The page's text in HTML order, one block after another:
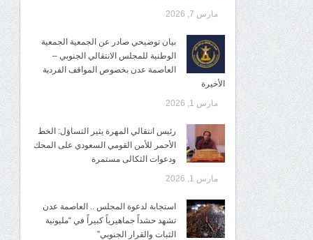
مارس 7, 2026
بيان توضيحي صادر عن الجمعية الجمعية
الوطنية للمجلس الانتقالي الجنوبي –
العاصمة عدن بخصوص المواقف الفردية
الأخيرة
مارس 1, 2026
رئيس انتقالي المهرة يثير التساؤل: الخط
الأحمر للأمن القومي السعودي على المحك
ودعوات الثكالى مستمرة
مارس 1, 2026
استجابة لدعوة المجلس .. العاصمة عدن
تشهد حشداً جماهيرياً كبيراً في “مليونية
الثبات والقرار الجنوبي”